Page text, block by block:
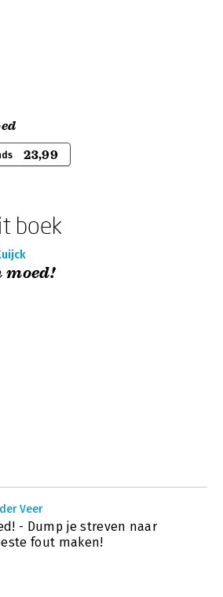
23,99
boek
moed!
Veer
- Dump je streven naar
fout maken!